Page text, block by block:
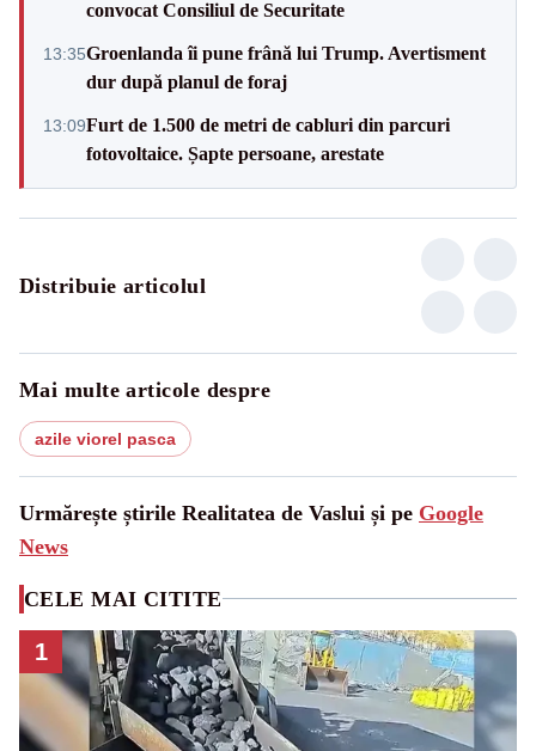
convocat Consiliul de Securitate
13:35Groenlanda îi pune frână lui Trump. Avertisment
dur după planul de foraj
13:09Furt de 1.500 de metri de cabluri din parcuri
fotovoltaice. Șapte persoane, arestate
Distribuie articolul
Mai multe articole despre
azile viorel pasca
Urmărește știrile Realitatea de Vaslui și pe Google
News
CELE MAI CITITE
1